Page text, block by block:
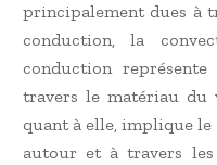
principalement dues à
conduction, la
conduction
travers le matériau du
quant à elle, implique
autour et à travers les